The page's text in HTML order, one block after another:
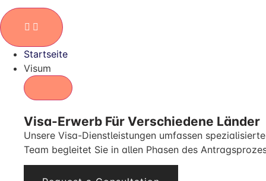
Startseite
Visum
Visa-Erwerb Für Verschiedene Länder
Unsere Visa-Dienstleistungen umfassen
Team begleitet Sie in allen Phasen des